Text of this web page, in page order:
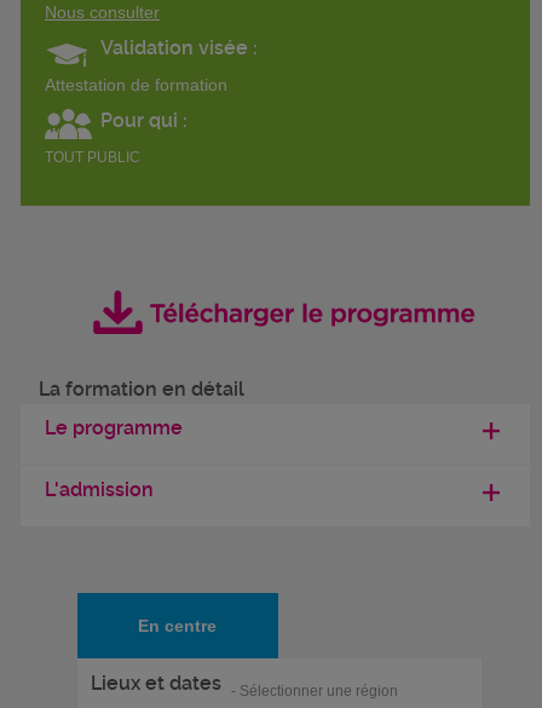
Nous consulter
Validation visée :
Attestation de formation
Pour qui :
TOUT PUBLIC
La formation en détail
Le programme
L'admission
En centre
Lieux et dates - Sélectionner une région